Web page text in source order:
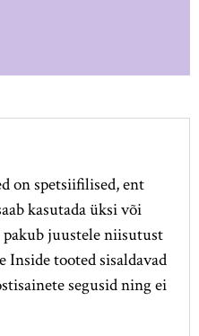
on spetsiifilised, ent
kasutada üksi või
juustele niisutust
Inside tooted sisaldavad
segusid ning ei